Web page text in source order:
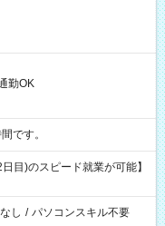
勤OK
間です。
目)のスピード就業が可能】
し / パソコンスキル不要